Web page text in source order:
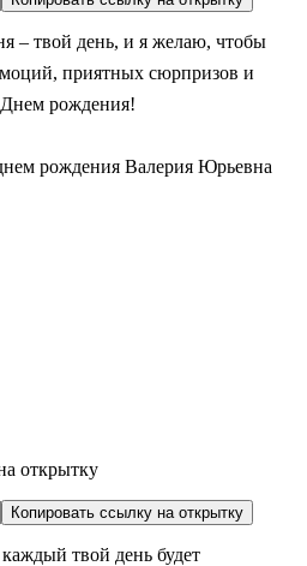
– твой день, и я желаю, чтобы
приятных сюрпризов и
рождения!
открытку
Копировать ссылку на открытку
твой день будет